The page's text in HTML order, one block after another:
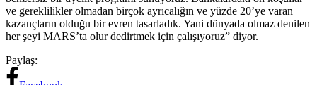
ve gereklilikler olmadan birçok ayrıcalığın ve yüzde 20’ye varan
kazançların olduğu bir evren tasarladık. Yani dünyada olmaz denilen
her şeyi MARS’ta olur dedirtmek için çalışıyoruz” diyor.
Paylaş: